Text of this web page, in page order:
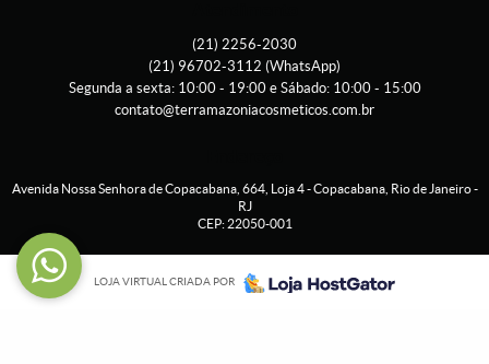
(21) 2256-2030
(21) 96702-3112 (WhatsApp)
Segunda a sexta: 10:00 - 19:00 e Sábado: 10:00 - 15:00
contato@terramazoniacosmeticos.com.br
Avenida Nossa Senhora de Copacabana, 664, Loja 4-Copacabana, Rio de Janeiro-
RJ
CEP: 22050-001
LOJA VIRTUAL CRIADA POR